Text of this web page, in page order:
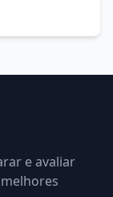
e avaliar